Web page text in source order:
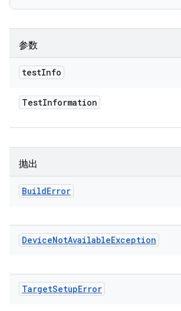
参数
testInfo
TestInformation
抛出
BuildError
DeviceNotAvailableException
TargetSetupError